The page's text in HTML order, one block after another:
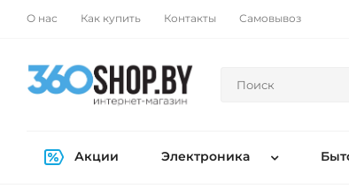
О нас Как купить Контакты Самовывоз
Акции Электроника